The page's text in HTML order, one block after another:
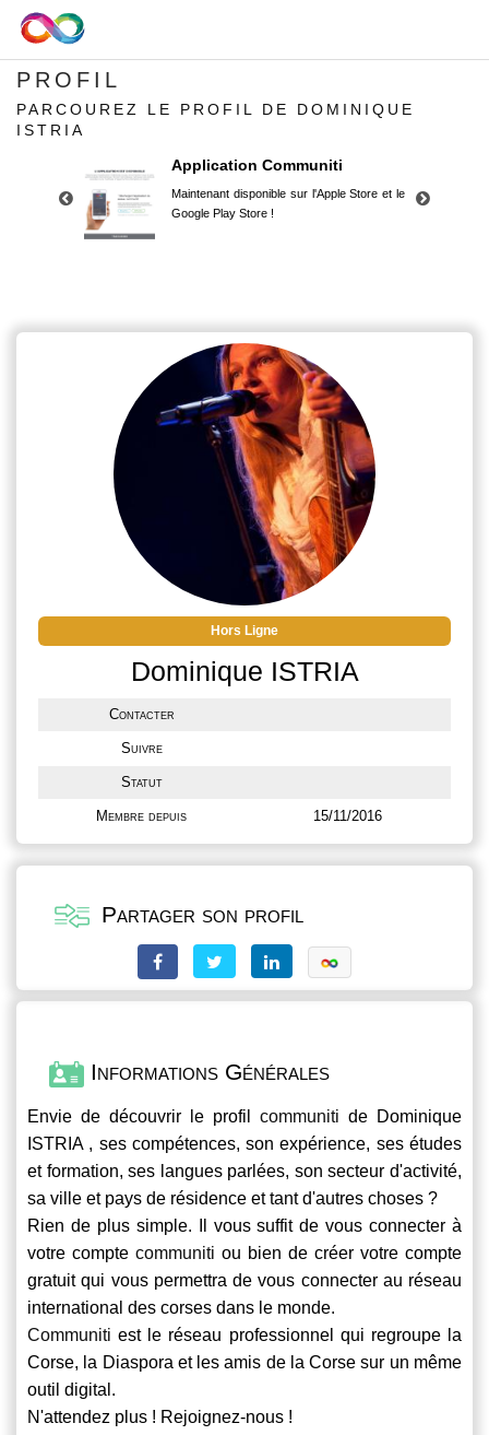
PROFIL
PARCOUREZ LE PROFIL DE DOMINIQUE
ISTRIA
Application Communiti
Maintenant disponible sur l'Apple Store et le
Google Play Store !
Google Play Store !
Hors Ligne
Dominique ISTRIA
Contacter
Suivre
Statut
Membre depuis 15/11/2016
Partager son profil
Informations Générales
Envie de découvrir le profil communiti de Dominique
ISTRIA , ses compétences, son expérience, ses études
et formation, ses langues parlées, son secteur d'activité,
sa ville et pays de résidence et tant d'autres choses ?
Rien de plus simple. Il vous suffit de vous connecter à
votre compte communiti ou bien de créer votre compte
gratuit qui vous permettra de vous connecter au réseau
international des corses dans le monde.
Communiti est le réseau professionnel qui regroupe la
Corse, la Diaspora et les amis de la Corse sur un même
outil digital.
N'attendez plus ! Rejoignez-nous !